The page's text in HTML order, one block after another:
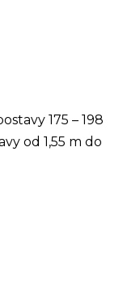
175 – 198
od 1,55 m do